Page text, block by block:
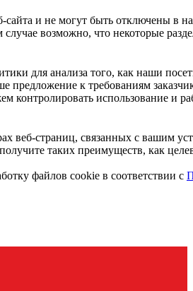
и не могут быть отключены в
возможно, что некоторые
для анализа того, как наши
предложение к требованиям
использование и
страниц, связанных с вашим
таких преимуществ, как
файлов cookie в соответствии с